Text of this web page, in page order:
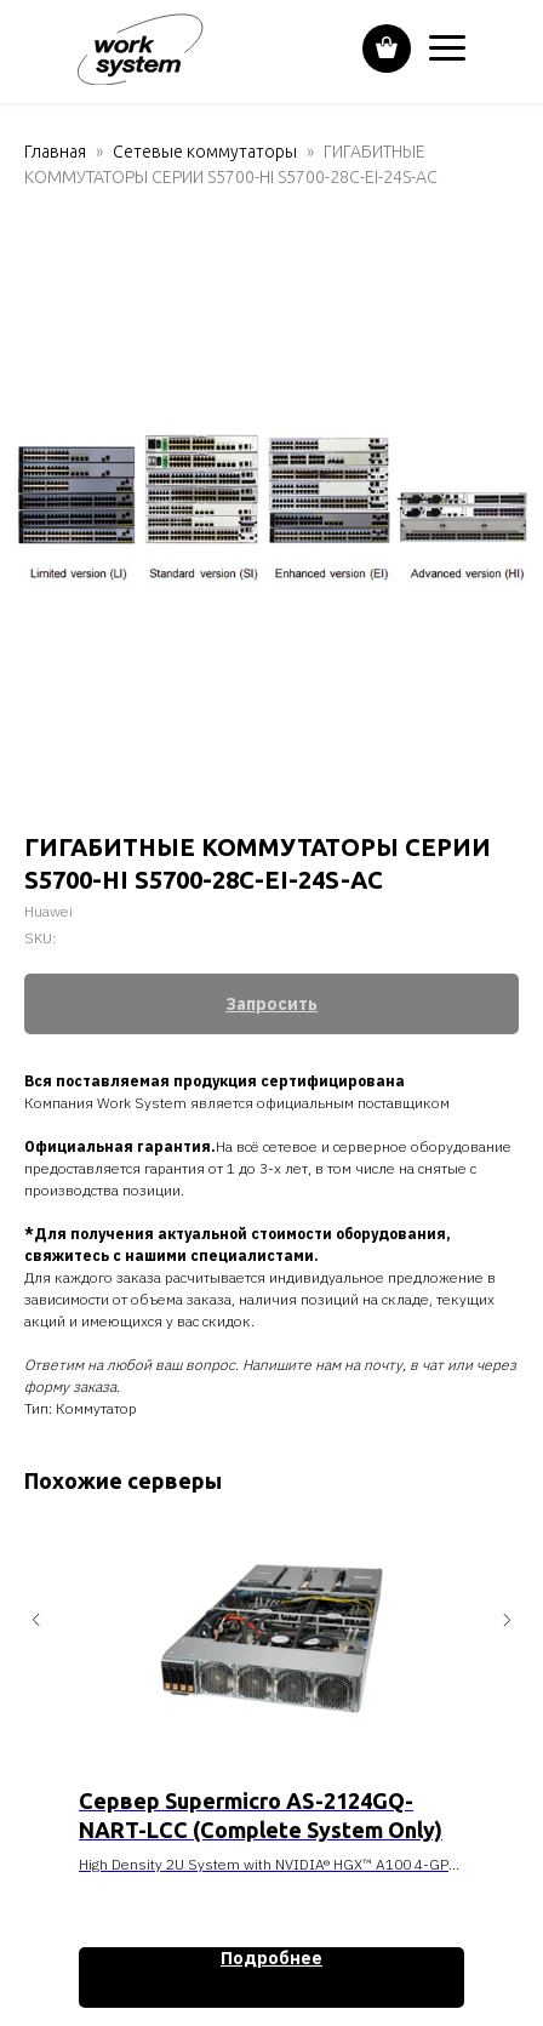
Главная Сетевые коммутаторы
ГИГАБИТНЫЕ
КОММУТАТОРЫ СЕРИИ S5700-HI S5700-28C-EI-24S-AC
ГИГАБИТНЫЕ КОММУТАТОРЫ СЕРИИ
S5700-HI S5700-28C-EI-24S-AC
Huawei
SKU:
Запросить
Вся поставляемая продукция сертифицирована
Компания Work System является официальным поставщиком
Официальная гарантия.На всё сетевое и серверное оборудование
предоставляется гарантия от 1 до 3-х лет, в том числе на снятые с
производства позиции.
*Для получения актуальной стоимости оборудования,
свяжитесь с нашими специалистами.
Для каждого заказа расчитывается индивидуальное предложение в
зависимости от объема заказа, наличия позиций на складе, текущих
акций и имеющихся у вас скидок.
Ответим на любой ваш вопрос. Напишите нам на почту, в чат или через
форму заказа.
Тип: Коммутатор
Похожие серверы
Сервер Supermicro AS-2124GQ-
NART-LCC (Complete System Only)
High Density 2U System with NVIDIA® HGX™ A100 4-GPU;
(HBM2e)
Direct connect PCI-E Gen4 Platform with NVIDIA® NVLink™
Подробнее